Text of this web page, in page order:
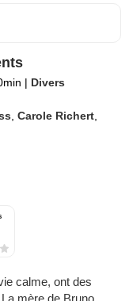
| Divers
,Carole Richert,
calme, ont des